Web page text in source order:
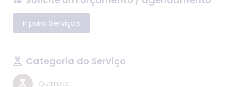
Ir para Serviços
Categoria do Serviço
Química